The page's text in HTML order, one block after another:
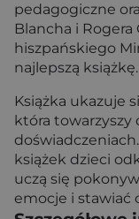
pedagogiczne
Blancha i Rogera
hiszpańskiego
najlepszą książkę.
Książka ukazuje
która
książek dzieci
uczą się
emocje i stawiać